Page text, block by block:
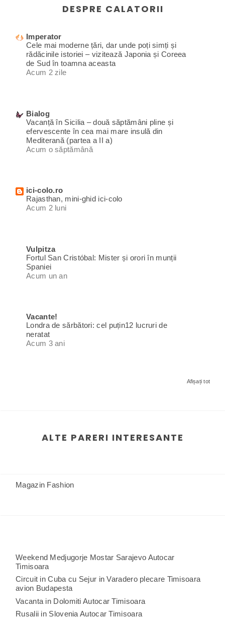
DESPRE CALATORII
Imperator
Cele mai moderne țări, dar unde poți simți și
rădăcinile istoriei – vizitează Japonia și Coreea
de Sud în toamna aceasta
Acum 2 zile
Bialog
Vacanță în Sicilia – două săptămâni pline și
efervescente în cea mai mare insulă din
Mediterană (partea a II a)
Acum o săptămână
ici-colo.ro
Rajasthan, mini-ghid ici-colo
Acum 2 luni
Vulpitza
Fortul San Cristóbal: Mister și orori în munții
Spaniei
Acum un an
Vacante!
Londra de sărbători: cel puțin12 lucruri de
neratat
Acum 3 ani
Afișați tot
ALTE PARERI INTERESANTE
Magazin Fashion
Weekend Medjugorje Mostar Sarajevo Autocar
Timisoara
Circuit in Cuba cu Sejur in Varadero plecare Timisoara
avion Budapesta
Vacanta in Dolomiti Autocar Timisoara
Rusalii in Slovenia Autocar Timisoara